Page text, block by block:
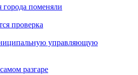
поменяли
проверка
управляющую
разгаре